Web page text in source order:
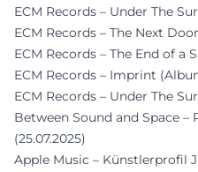
ECM Records – Under The
ECM Records – The Next
ECM Records – The End of a
ECM Records – Imprint
ECM Records – Under The
Between Sound and Space –
(25.07.2025)
Apple Music – Künstlerprofil